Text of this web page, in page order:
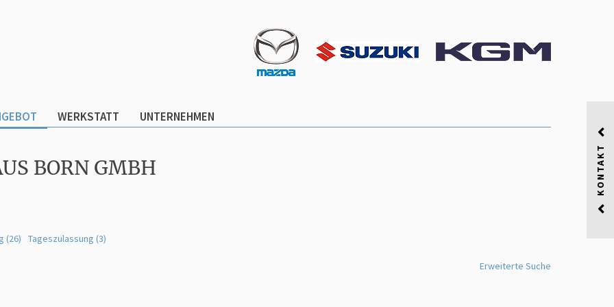
KONTAKT
WERKSTATT UNTERNEHMEN
BORN GMBH
(26) Tageszulassung (3)
Erweiterte Suche